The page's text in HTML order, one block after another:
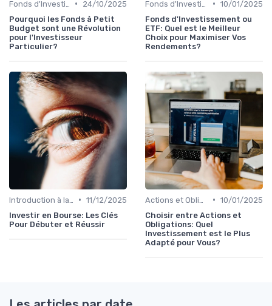
•
24/10/2025
Pourquoi les Fonds à Petit
Budget sont une Révolution
pour l'Investisseur
Particulier?
• 10/01/2025
Fonds d'Investissement ou
ETF: Quel est le Meilleur
Choix pour Maximiser Vos
Rendements?
• 11/12/2025
Investir en Bourse: Les Clés
Pour Débuter et Réussir
• 10/01/2025
Choisir entre Actions et
Obligations: Quel
Investissement est le Plus
Adapté pour Vous?